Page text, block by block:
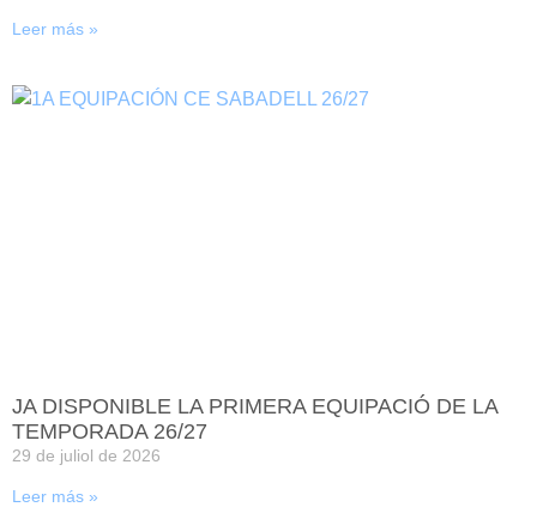
Leer más »
JA DISPONIBLE LA PRIMERA EQUIPACIÓ DE LA
TEMPORADA 26/27
29 de juliol de 2026
Leer más »